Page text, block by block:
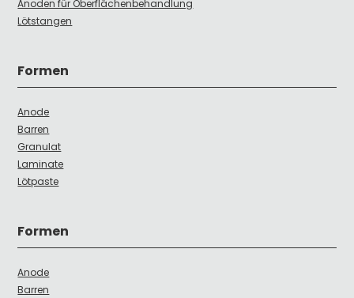
Anoden für Oberflächenbehandlung
Lötstangen
Formen
Anode
Barren
Granulat
Laminate
Lötpaste
Formen
Anode
Barren